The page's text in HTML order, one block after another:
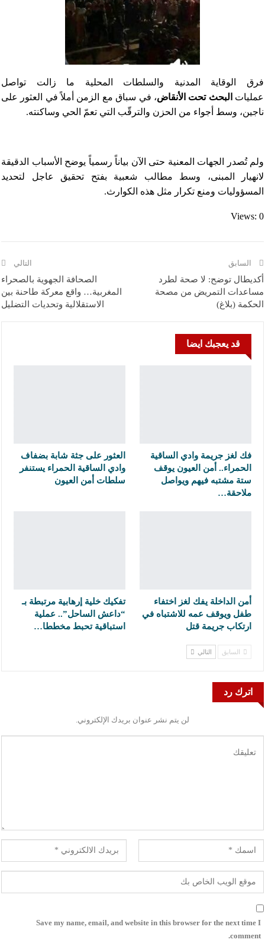
فرق الوقاية المدنية والسلطات المحلية ما زالت تواصل
عمليات البحث تحت الأنقاض، في سباق مع الزمن أملاً في العثور على
ناجين، وسط أجواء من الحزن والترقّب التي تعمّ الحي وساكنته.
ولم تُصدر الجهات المعنية حتى الآن بياناً رسمياً يوضح الأسباب الدقيقة
لانهيار المبنى، وسط مطالب شعبية بفتح تحقيق عاجل لتحديد
المسؤوليات ومنع تكرار مثل هذه الكوارث.
Views: 0
السابق
أكديطال توضح: لا صحة لطرد
مساعدات التمريض من مصحة
الحكمة (بلاغ)
التالي
الصحافة الجهوية بالصحراء
المغربية… واقع معركة طاحنة بين
الاستقلالية وتحديات التضليل
قد يعجبك ايضا
فك لغز جريمة وادي الساقية
الحمراء.. أمن العيون يوقف
ستة مشتبه فيهم ويواصل
ملاحقة…
العثور على جثة شابة بضفاف
وادي الساقية الحمراء يستنفر
سلطات أمن العيون
أمن الداخلة يفك لغز اختفاء
طفل ويوقف عمه للاشتباه في
ارتكاب جريمة قتل
تفكيك خلية إرهابية مرتبطة بـ
“داعش الساحل”.. عملية
استباقية تحبط مخططا…
السابق التالي
اترك رد
لن يتم نشر عنوان بريدك الإلكتروني.
Save my name, email, and website in this browser for the next time I
comment.